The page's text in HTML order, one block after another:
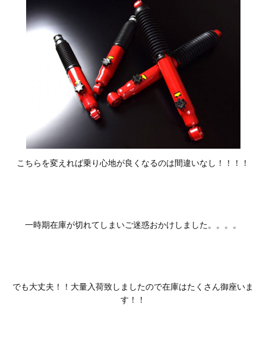
こちらを変えれば乗り心地が良くなるのは間違いなし！！！！
一時期在庫が切れてしまいご迷惑おかけしました。。。。
でも大丈夫！！大量入荷致しましたので在庫はたくさん御座いま
す！！